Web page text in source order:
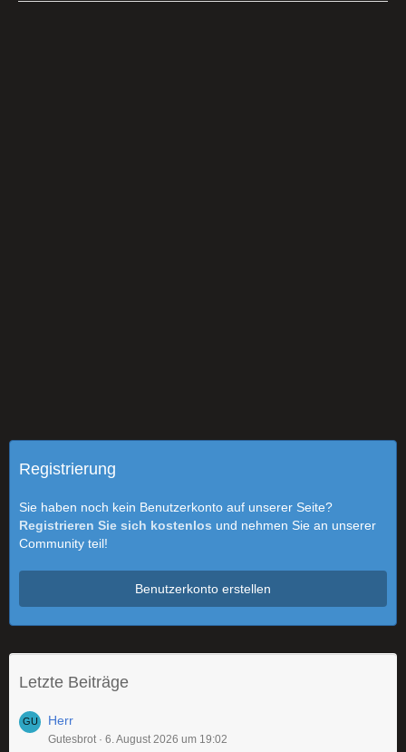
Registrierung
Sie haben noch kein Benutzerkonto auf unserer Seite?
Registrieren Sie sich kostenlos und nehmen Sie an unserer
Community teil!
Benutzerkonto erstellen
Letzte Beiträge
Herr
Gutesbrot 6. August 2026 um 19:02